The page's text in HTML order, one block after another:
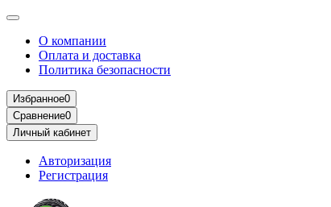
О компании
Оплата и доставка
Политика безопасности
Избранное0
Сравнение0
Личный кабинет
Авторизация
Регистрация